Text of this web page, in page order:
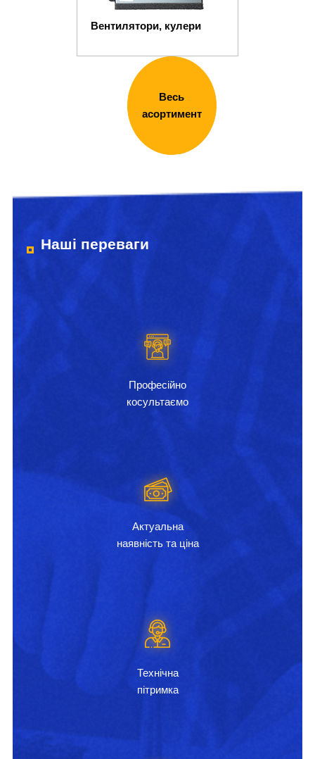
Вентилятори, кулери
Весь
асортимент
Наші переваги
Професійно
косультаємо
Актуальна
наявність та ціна
Технічна
пітримка